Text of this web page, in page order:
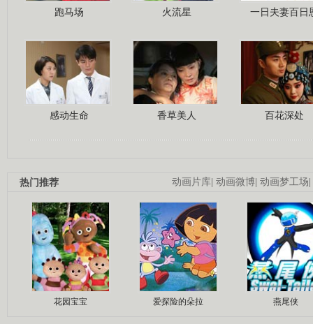
跑马场 火流星 一日夫妻百日
感动生命 香草美人 百花深处
动画片库| 动画微博| 动画梦工场|
热门推荐
花园宝宝 爱探险的朵拉 燕尾侠